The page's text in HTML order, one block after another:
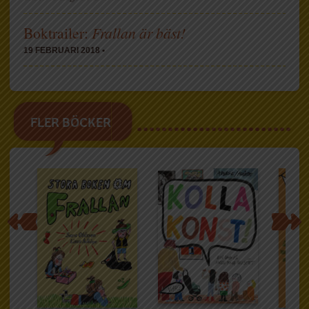
Boktrailer:Frallan är bäst!
19 FEBRUARI 2018 •
FLER BÖCKER